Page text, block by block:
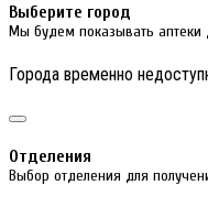
Выберите город
Мы будем показывать аптеки
Города временно
Отделения
Выбор отделения для